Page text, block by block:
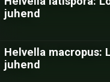
juhend
Helvella macropus:
juhend